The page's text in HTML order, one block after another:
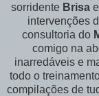
sorridente Brisa
intervenções
consultoria do
comigo na
inarredáveis e
todo o
compilações de